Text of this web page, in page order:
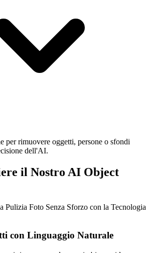
per rimuovere oggetti, persone o sfondi
dell'AI.
il Nostro AI Object
Pulizia Foto Senza Sforzo con la Tecnologia
con Linguaggio Naturale